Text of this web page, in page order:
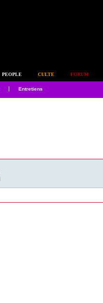
PEOPLE CULTE FORUM
Entretiens